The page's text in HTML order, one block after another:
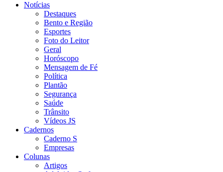
Notícias
Destaques
Bento e Região
Esportes
Foto do Leitor
Geral
Horóscopo
Mensagem de Fé
Política
Plantão
Segurança
Saúde
Trânsito
Vídeos JS
Cadernos
Caderno S
Empresas
Colunas
Artigos